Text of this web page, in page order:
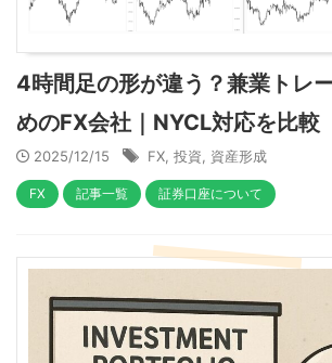
4時間足の形が違う？兼業トレ
めのFX会社｜NYCL対応を比較
2025/12/15 FX 投資 資産形成
FX 記事一覧 証券口座について